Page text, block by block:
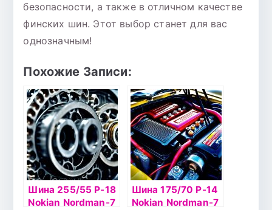
безопасности, а также в отличном качестве
финских шин. Этот выбор станет для вас
однозначным!
Похожие Записи:
Шина 255/55 Р-18
Nokian Nordman-7
Шина 175/70 Р-14
Nokian Nordman-7